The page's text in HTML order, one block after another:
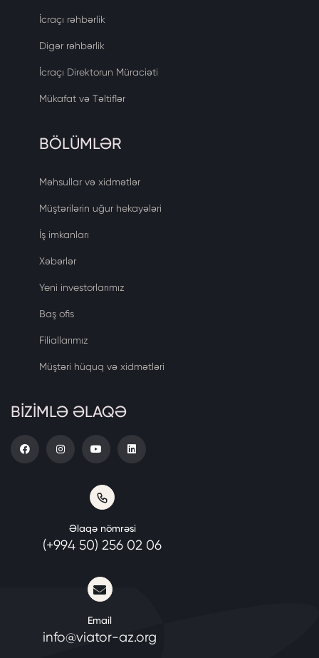
İcraçı rəhbərlik
Digər rəhbərlik
İcraçı Direktorun Müraciəti
Mükafat və Təltiflər
BÖLÜMLƏR
Məhsullar və xidmətlər
Müştərilərin uğur hekayələri
İş imkanları
Xəbərlər
Yeni investorlarımız
Baş ofis
Filiallarımız
Müştəri hüquq və xidmətləri
BİZİMLƏ ƏLAQƏ
Əlaqə nömrəsi
(+994 50) 256 02 06
Email
info@viator-az.org